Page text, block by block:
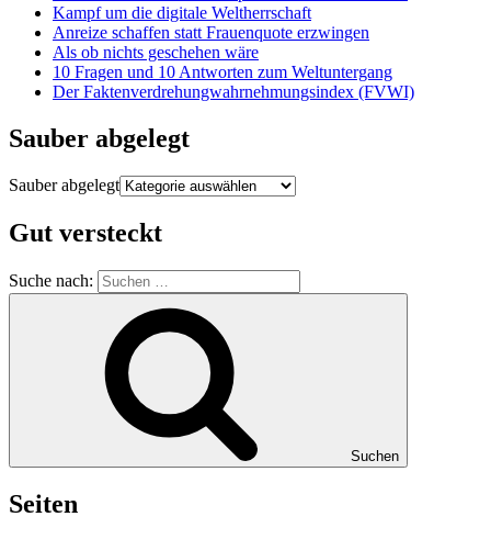
Kampf um die digitale Weltherrschaft
Anreize schaffen statt Frauenquote erzwingen
Als ob nichts geschehen wäre
10 Fragen und 10 Antworten zum Weltuntergang
Der Faktenverdrehungwahrnehmungsindex (FVWI)
Sauber abgelegt
Sauber abgelegt
Gut versteckt
Suche nach:
Suchen
Seiten